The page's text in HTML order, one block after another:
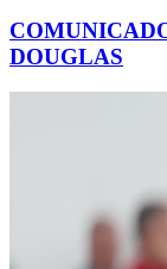
DOUGLAS